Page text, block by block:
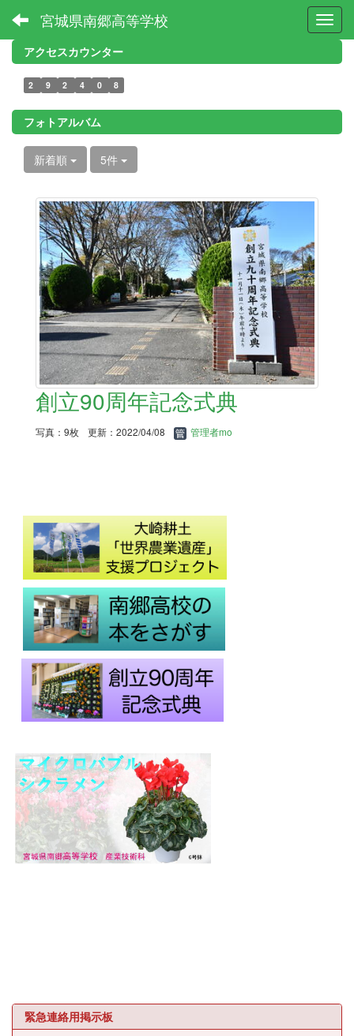
宮城県南郷高等学校
アクセスカウンター
2 9 2 4 0 8
フォトアルバム
新着順 5件
創立90周年記念式典
写真：9枚 更新：2022/04/08 管理者mo
緊急連絡用掲示板